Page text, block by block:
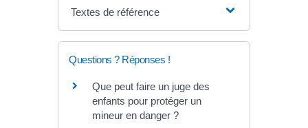
Textes de référence
Questions ? Réponses !
Que peut faire un juge des
enfants pour protéger un
mineur en danger ?